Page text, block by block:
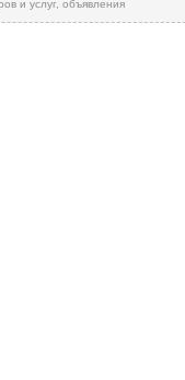
и услуг, объявления